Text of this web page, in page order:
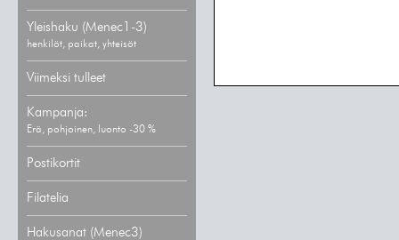
Yleishaku (Menec1-3)
henkilöt, paikat, yhteisöt
Viimeksi tulleet
Kampanja:
Erä, pohjoinen, luonto -30 %
Postikortit
Filatelia
Hakusanat (Menec3)